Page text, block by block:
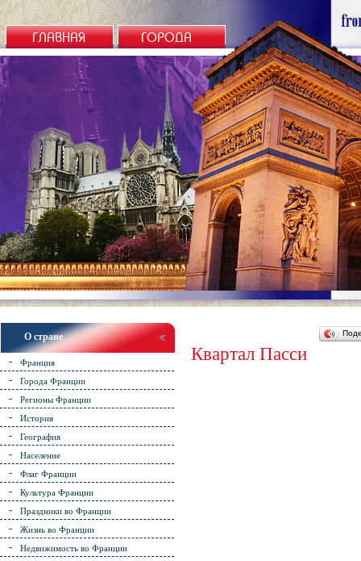
Квартал Пасси
О стране
Франция
Города Франции
Регионы Франции
История
География
Население
Флаг Франции
Культура Франции
Праздники во Франции
Жизнь во Франции
Недвижимость во Франции
ГЛАВНАЯ ГОРОДА